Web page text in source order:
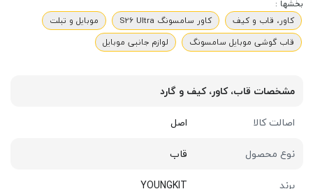
بخشها :
کاور، قاب و کیف
کاور سامسونگ S26 Ultra
موبایل و تبلت
قاب گوشی موبایل سامسونگ
لوازم جانبی موبایل
مشخصات قاب، کاور، کیف و گارد
اصالت کالا
اصل
نوع محصول
قاب
برند
YOUNGKIT